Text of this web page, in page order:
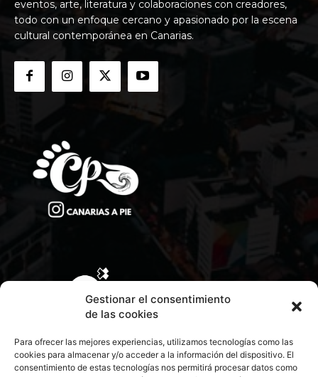
Gestionar el consentimiento
de las cookies
Para ofrecer las mejores experiencias, utilizamos tecnologías como las
cookies para almacenar y/o acceder a la información del dispositivo. El
consentimiento de estas tecnologías nos permitirá procesar datos como
eventos, arte, literatura y colaboraciones con creadores,
todo con un enfoque cercano y apasionado por la escena
cultural contemporánea en Canarias.